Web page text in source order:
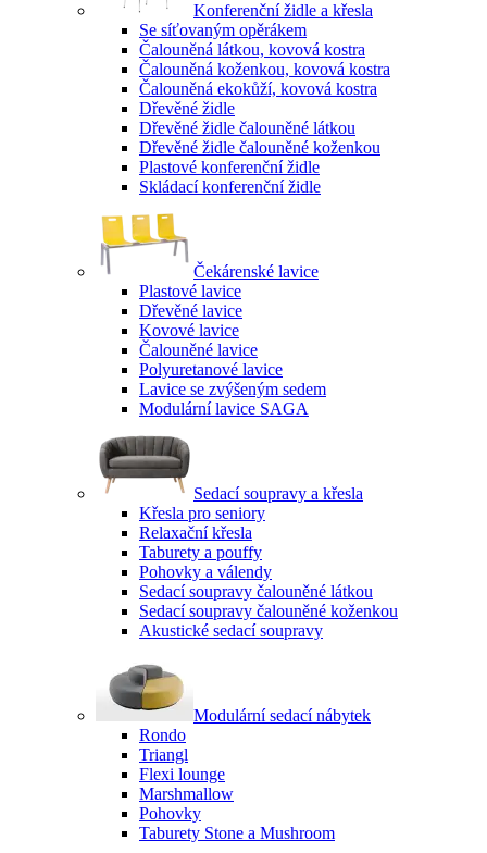
Konferenční židle a křesla
Se síťovaným opěrákem
Čalouněná látkou, kovová kostra
Čalouněná koženkou, kovová kostra
Čalouněná ekokůží, kovová kostra
Dřevěné židle
Dřevěné židle čalouněné látkou
Dřevěné židle čalouněné koženkou
Plastové konferenční židle
Skládací konferenční židle
Čekárenské lavice
Plastové lavice
Dřevěné lavice
Kovové lavice
Čalouněné lavice
Polyuretanové lavice
Lavice se zvýšeným sedem
Modulární lavice SAGA
Sedací soupravy a křesla
Křesla pro seniory
Relaxační křesla
Taburety a pouffy
Pohovky a válendy
Sedací soupravy čalouněné látkou
Sedací soupravy čalouněné koženkou
Akustické sedací soupravy
Modulární sedací nábytek
Rondo
Triangl
Flexi lounge
Marshmallow
Pohovky
Taburety Stone a Mushroom